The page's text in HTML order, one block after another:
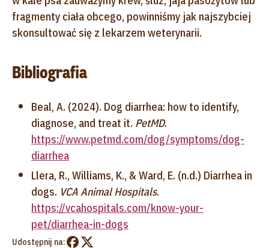
fragmenty ciała obcego, powinniśmy jak najszybciej
skonsultować się z lekarzem weterynarii.
Bibliografia
Beal, A. (2024). Dog diarrhea: how to identify,
diagnose, and treat it. PetMD.
https://www.petmd.com/dog/symptoms/dog-
diarrhea
Llera, R., Williams, K., & Ward, E. (n.d.) Diarrhea in
dogs. VCA Animal Hospitals.
https://vcahospitals.com/know-your-
pet/diarrhea-in-dogs
Udostępnij na: